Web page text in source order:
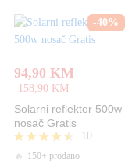
-40%
94,90KM
158,90KM
Solarni reflektor 500w
nosač Gratis
Ocjenjeno
10
🔥
150+ prodano